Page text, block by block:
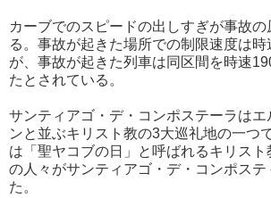
カーブでのスピードの出しすぎが事故
る。事故が起きた場所での制限速度は時
が、事故が起きた列車は同区間を時速
たとされている。
サンティアゴ・デ・コンポステーラはエ
ンと並ぶキリスト教の3大巡礼地の一つ
は「聖ヤコブの日」と呼ばれるキリスト
の人々がサンティアゴ・デ・コンポステ
た。